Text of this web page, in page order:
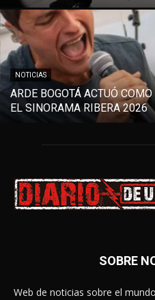
NOTICIAS
ARDE BOGOTÁ ACTUÓ
EL SINORAMA RIBERA 2026
SOBRE
Web de noticias sobre el